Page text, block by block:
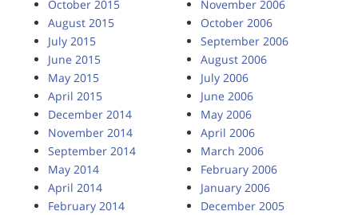
October 2015
August 2015
July 2015
June 2015
May 2015
April 2015
December 2014
November 2014
September 2014
May 2014
April 2014
February 2014
November 2006
October 2006
September 2006
August 2006
July 2006
June 2006
May 2006
April 2006
March 2006
February 2006
January 2006
December 2005